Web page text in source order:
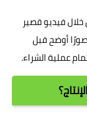
خلال فيديو قصير
أوضح قبل
عملية الشراء.